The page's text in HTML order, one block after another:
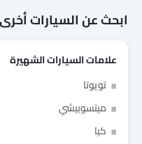
ابحث عن السيارات أخرى
علامات السيارات الشهيرة
تويوتا
ميتسوبيشي
كيا